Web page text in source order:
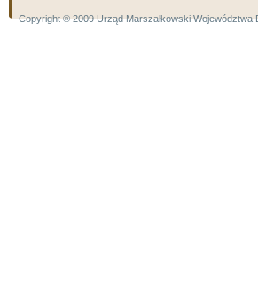
Copyright ® 2009 Urząd Marszałkowski Województwa